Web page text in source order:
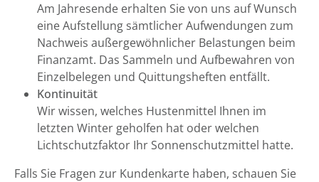
Am Jahresende erhalten Sie von uns auf Wunsch
eine Aufstellung sämtlicher Aufwendungen zum
Nachweis außergewöhnlicher Belastungen beim
Finanzamt. Das Sammeln und Aufbewahren von
Einzelbelegen und Quittungsheften entfällt.
Kontinuität
Wir wissen, welches Hustenmittel Ihnen im
letzten Winter geholfen hat oder welchen
Lichtschutzfaktor Ihr Sonnenschutzmittel hatte.
Falls Sie Fragen zur Kundenkarte haben, schauen Sie